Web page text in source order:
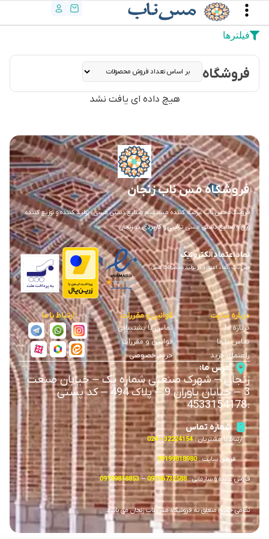
فیلترها
فروشگاه
هیچ داده ای یافت نشد
فروشگاه مس ناب زنجان
فروشگاه مس ناب عرضه کننده مستقیم صنایع دستی مسی ، تولید کننده و توزیع کننده
ورق و صنایع دستی مسی تزئینی و کاربردی در زنجان
نماد اعتماد الکترونیک
مس ناب ، نماد اعتماد در تولید محصولات مسی
درباره سایت
درباره ما
تماس با ما
راهنمای خرید
قوانین و مقررات
تماس با پشتیبانی
قوانین و مقررات
حریم خصوصی
ارتباط با ما
آدرس ما:
زنجان–شهرک صنعتی شماره یک–خیابان صنعت
3
–خیابان یاوران 9 –
پلاک 494 – کد پستی
:
4533154178
شماره تماس
ارتباط با مشتریان : 32224154 – 024
فروش سایت :09199818980
فروش عمده و سازمانی :09196732588
–
09199818853
تمامی حقوق متعلق به فروشگاه مس ناب زنجان می باشد.